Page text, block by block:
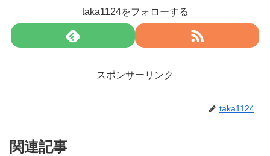
taka1124をフォローする
スポンサーリンク
taka1124
関連記事